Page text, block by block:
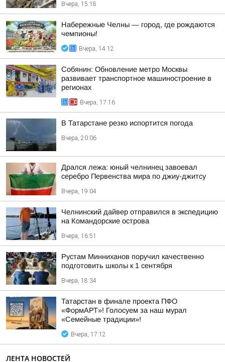
Вчера, 15:18
Набережные Челны — город, где рождаются
чемпионы!
Вчера, 14:12
Собянин: Обновление метро Москвы
развивает транспортное машиностроение в
регионах
Вчера, 17:16
В Татарстане резко испортится погода
Вчера, 20:06
Дрался лежа: юный челнинец завоевал
серебро Первенства мира по джиу-джитсу
Вчера, 19:04
Челнинский дайвер отправился в экспедицию
на Командорские острова
Вчера, 16:51
Рустам Минниханов поручил качественно
подготовить школы к 1 сентября
Вчера, 18:34
Татарстан в финале проекта ПФО
«ФормАРТ»! Голосуем за наш мурал
«Семейные традиции»!
Вчера, 17:12
ЛЕНТА НОВОСТЕЙ